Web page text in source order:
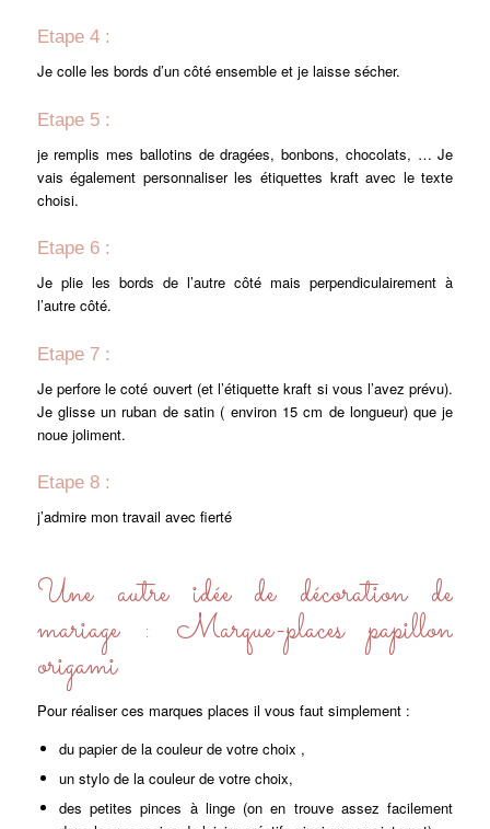
Etape 4 :
Je colle les bords d’un côté ensemble et je laisse sécher.
Etape 5 :
je remplis mes ballotins de dragées, bonbons, chocolats, … Je
vais également personnaliser les étiquettes kraft avec le texte
choisi.
Etape 6 :
Je plie les bords de l’autre côté mais perpendiculairement à
l’autre côté.
Etape 7 :
Je perfore le coté ouvert (et l’étiquette kraft si vous l’avez prévu).
Je glisse un ruban de satin ( environ 15 cm de longueur) que je
noue joliment.
Etape 8 :
j’admire mon travail avec fierté
Une autre idée de décoration de
mariage : Marque-places papillon
origami
Pour réaliser ces marques places il vous faut simplement :
du papier de la couleur de votre choix ,
un stylo de la couleur de votre choix,
des petites pinces à linge (on en trouve assez facilement